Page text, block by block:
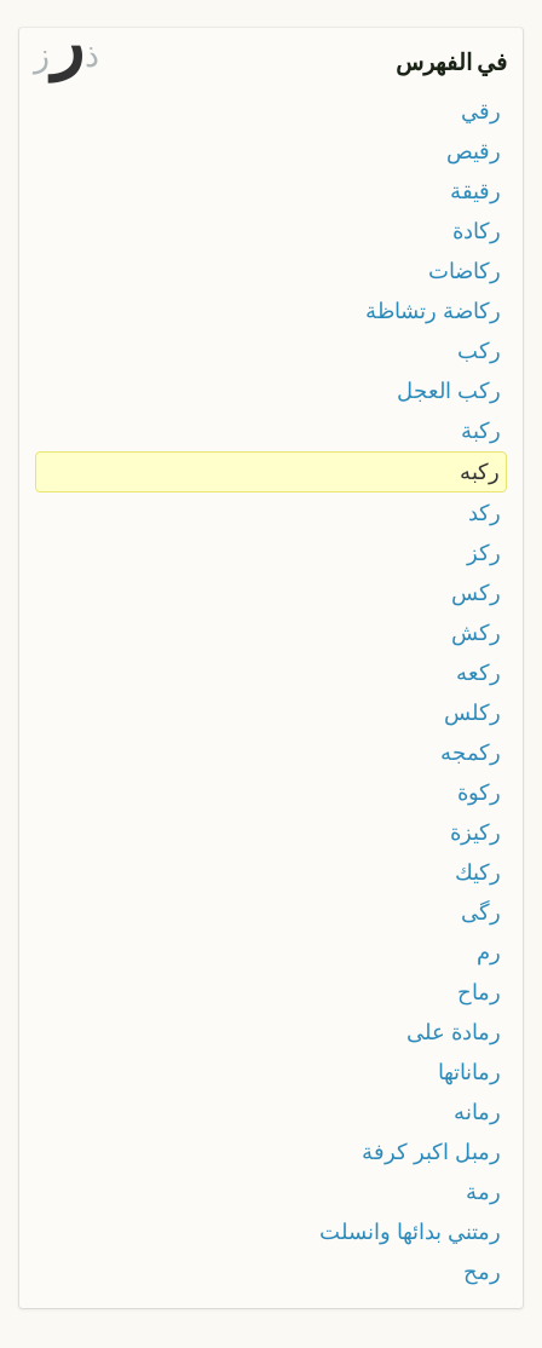
في الفهرس ذر ز
رقي
رقيص
رقيقة
ركادة
ركاضات
ركاضة رتشاظة
ركب
ركب العجل
ركبة
ركبه
ركد
ركز
ركس
ركش
ركعه
ركلس
ركمجه
ركوة
ركيزة
ركيك
رگی
رم
رماح
رمادة على
رماناتها
رمانه
رمبل اكبر كرفة
رمة
رمتني بدائها وانسلت
رمح